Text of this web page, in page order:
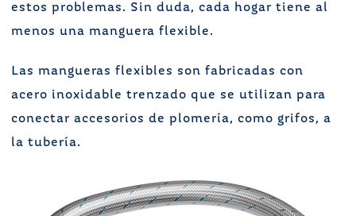
estos problemas. Sin duda, cada hogar tiene al
menos una manguera flexible.
Las mangueras flexibles son fabricadas con
acero inoxidable trenzado que se utilizan para
conectar accesorios de plomería, como grifos, a
la tubería.